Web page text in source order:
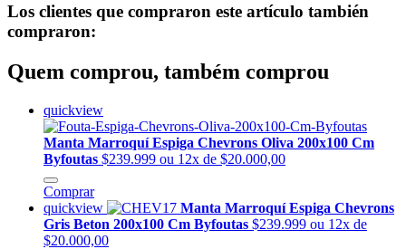
Los clientes que compraron este artículo también
compraron:
Quem comprou, também comprou
quickview
Manta Marroquí Espiga Chevrons Oliva 200x100 Cm
Byfoutas $239.999 ou 12x de $20.000,00
Comprar
quickview
Manta Marroquí Espiga Chevrons
Gris Beton 200x100 Cm Byfoutas $239.999 ou 12x de
$20.000,00